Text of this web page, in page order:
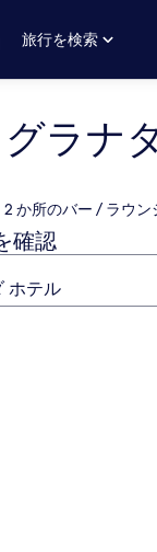
旅行を検索
ラナ
か所のバー / ラウ
確認